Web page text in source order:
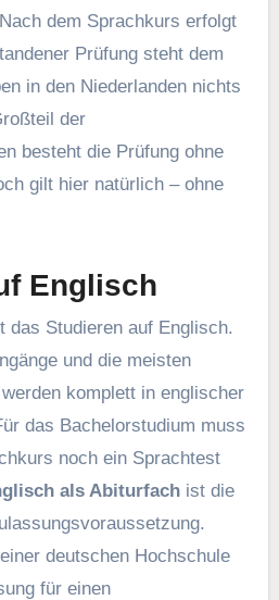
dem Sprachkurs erfolgt
Prüfung steht dem
in den Niederlanden nichts
der
besteht die Prüfung ohne
gilt hier natürlich – ohne
Englisch
das Studieren auf Englisch.
und die meisten
komplett in englischer
das Bachelorstudium muss
noch ein Sprachtest
als Abiturfachist die
deutschen Hochschule
für einen